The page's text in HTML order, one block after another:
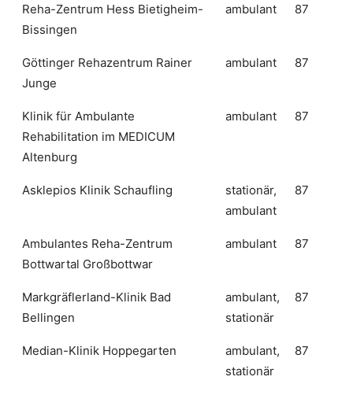
Reha-Zentrum Hess Bietigheim-
Bissingen
ambulant 87
Göttinger Rehazentrum Rainer
Junge
ambulant 87
Klinik für Ambulante
Rehabilitation im MEDICUM
Altenburg
ambulant 87
Asklepios Klinik Schaufling
stationär,
ambulant
87
Ambulantes Reha-Zentrum
Bottwartal Großbottwar
ambulant 87
Markgräflerland-Klinik Bad
Bellingen
ambulant,
stationär
87
Median-Klinik Hoppegarten
ambulant,
stationär
87